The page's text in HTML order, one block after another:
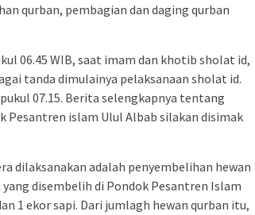
qurban, pembagian dan daging qurban
06.45 WIB, saat imam dan khotib sholat id,
tanda dimulainya pelaksanaan sholat id.
07.15. Berita selengkapnya tentang
Pesantren islam Ulul Albab silakan disimak
dilaksanakan adalah penyembelihan hewan
disembelih di Pondok Pesantren Islam
1 ekor sapi. Dari jumlagh hewan qurban itu,